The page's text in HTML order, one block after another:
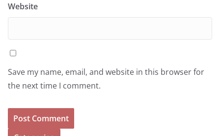
Website
Save my name, email, and website in this browser for
the next time I comment.